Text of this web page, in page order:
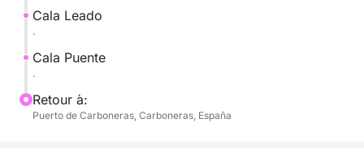
Cala Leado
.
Cala Puente
.
Retour à:
Puerto de Carboneras, Carboneras, España